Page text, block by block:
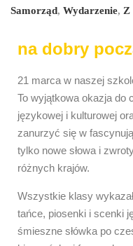
Samorząd, Wydarzenie, Z
na dobry
21 marca w naszej
To wyjątkowa okazja do
językowej i kulturowej
zanurzyć się w
tylko nowe słowa i
różnych krajów.
Wszystkie klasy
tańce, piosenki i scenki
śmieszne słówka po